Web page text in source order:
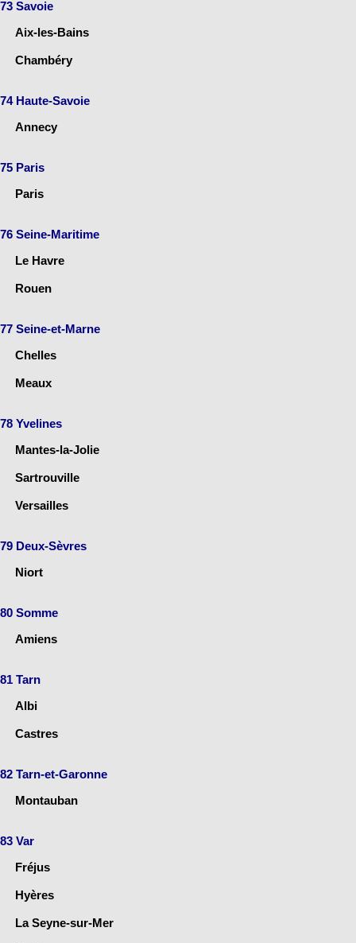
73 Savoie
Aix-les-Bains
Chambéry
74 Haute-Savoie
Annecy
75 Paris
Paris
76 Seine-Maritime
Le Havre
Rouen
77 Seine-et-Marne
Chelles
Meaux
78 Yvelines
Mantes-la-Jolie
Sartrouville
Versailles
79 Deux-Sèvres
Niort
80 Somme
Amiens
81 Tarn
Albi
Castres
82 Tarn-et-Garonne
Montauban
83 Var
Fréjus
Hyères
La Seyne-sur-Mer